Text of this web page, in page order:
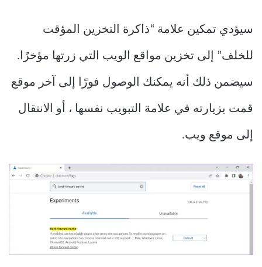
سيؤدي تمكين علامة “ذاكرة التخزين المؤقت
للخلف” إلى تخزين مواقع الويب التي زرتها مؤخرًا.
سيضمن ذلك أنه يمكنك الوصول فورًا إلى آخر موقع
قمت بزيارته في علامة التبويب نفسها ، أو الانتقال
إلى موقع ويب.